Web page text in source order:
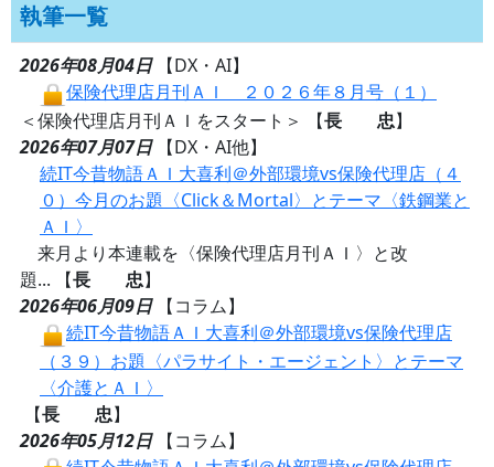
執筆一覧
2026年08月04日
【DX・AI】
保険代理店月刊ＡＩ ２０２６年８月号（１）
＜保険代理店月刊ＡＩをスタート＞ 【長 忠】
2026年07月07日
【DX・AI他】
続IT今昔物語ＡＩ大喜利＠外部環境vs保険代理店（４
０）今月のお題〈Click＆Mortal〉とテーマ〈鉄鋼業と
ＡＩ〉
来月より本連載を〈保険代理店月刊ＡＩ〉と改
題... 【長 忠】
2026年06月09日
【コラム】
続IT今昔物語ＡＩ大喜利＠外部環境vs保険代理店
（３９）お題〈パラサイト・エージェント〉とテーマ
〈介護とＡＩ〉
【長 忠】
2026年05月12日
【コラム】